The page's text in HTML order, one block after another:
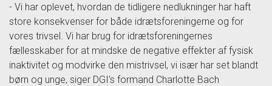
- Vi har oplevet, hvordan de tidligere nedlukninger har haft
store konsekvenser for både idrætsforeningerne og for
vores trivsel. Vi har brug for idrætsforeningernes
fællesskaber for at mindske de negative effekter af fysisk
inaktivitet og modvirke den mistrivsel, vi især har set blandt
børn og unge, siger DGI’s formand Charlotte Bach